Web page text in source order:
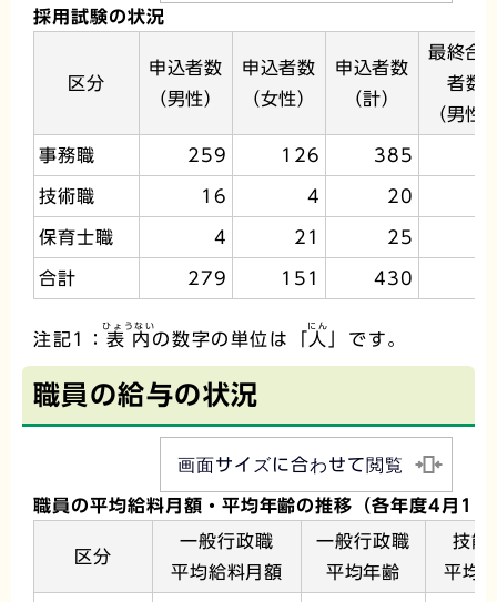
採用試験の状況
区分
申込者数
（男性）
申込者数
（女性）
申込者数
（計）
最終合
者数
（男性
事務職 259 126 385
技術職 16 4 20
保育士職 4 21 25
合計 279 151 430
注記1： 表内
ひょうない
の数字の単位は「 人
にん
」です。
職員の給与の状況
画面サイズに合わせて閲覧
職員の平均給料月額・平均年齢の推移（各年度4月1日
区分
一般行政職
平均給料月額
一般行政職
平均年齢
技能
平均